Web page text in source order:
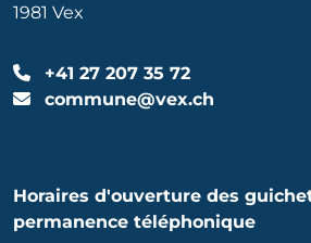
1981 Vex
+41 27 207 35 72
commune@vex.ch
Horaires d'ouverture des
permanence téléphonique